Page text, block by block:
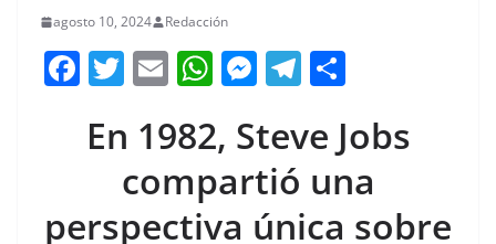
agosto 10, 2024 Redacción
F
c
b
T
itt
er
E
ai
l
W
at
s
A
M
ss
e
n
T
e
gr
a
m
p
ar
En 1982, Steve Jobs
compartió una
perspectiva única sobre